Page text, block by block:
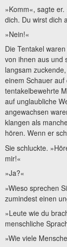
»Komm«, sagte
dich. Du wirst dich
»Nein!«
Die Tentakel
von ihnen aus und
langsam
einem Schauer
tentakelbewehrte
auf unglaubliche
angewachsen
klangen als
hören. Wenn er
Sie schluckte.
mir!«
»Ja?«
»Wieso sprechen
zumindest einen
»Leute wie du
menschliche
»Wie viele